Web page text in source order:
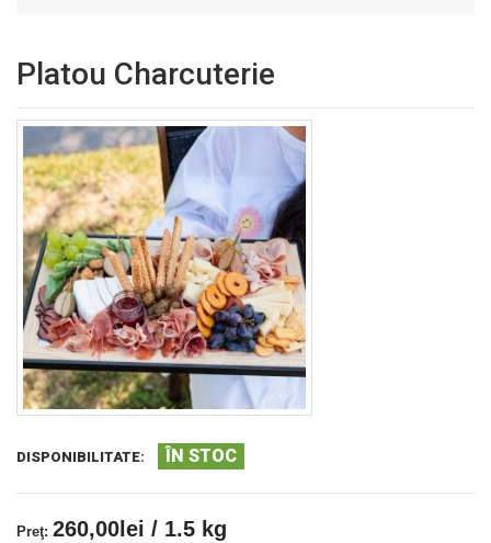
Platou Charcuterie
DISPONIBILITATE: ÎN STOC
Preţ: 260,00lei / 1.5 kg